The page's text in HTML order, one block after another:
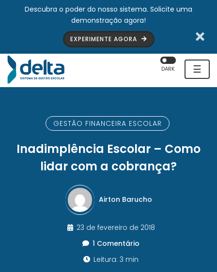
Descubra o poder do nosso sistema. Solicite uma
demonstração agora!
EXPERIMENTE AGORA
☰
DARK
GESTÃO FINANCEIRA ESCOLAR
Inadimplência Escolar – Como
lidar com a cobrança?
Airton Barucho
23 de fevereiro de 2018
1 Comentário
Leitura: 3 min